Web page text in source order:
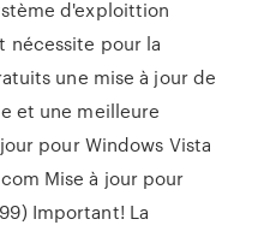
d'exploittion
nécessite pour la
une mise à jour de
et une meilleure
pour Windows Vista
Mise à jour pour
Important! La